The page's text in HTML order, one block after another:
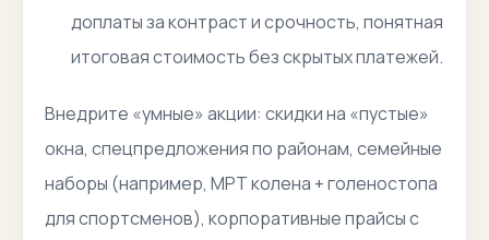
доплаты за контраст и срочность, понятная
итоговая стоимость без скрытых платежей.
Внедрите «умные» акции: скидки на «пустые»
окна, спецпредложения по районам, семейные
наборы (например, МРТ колена + голеностопа
для спортсменов), корпоративные прайсы с